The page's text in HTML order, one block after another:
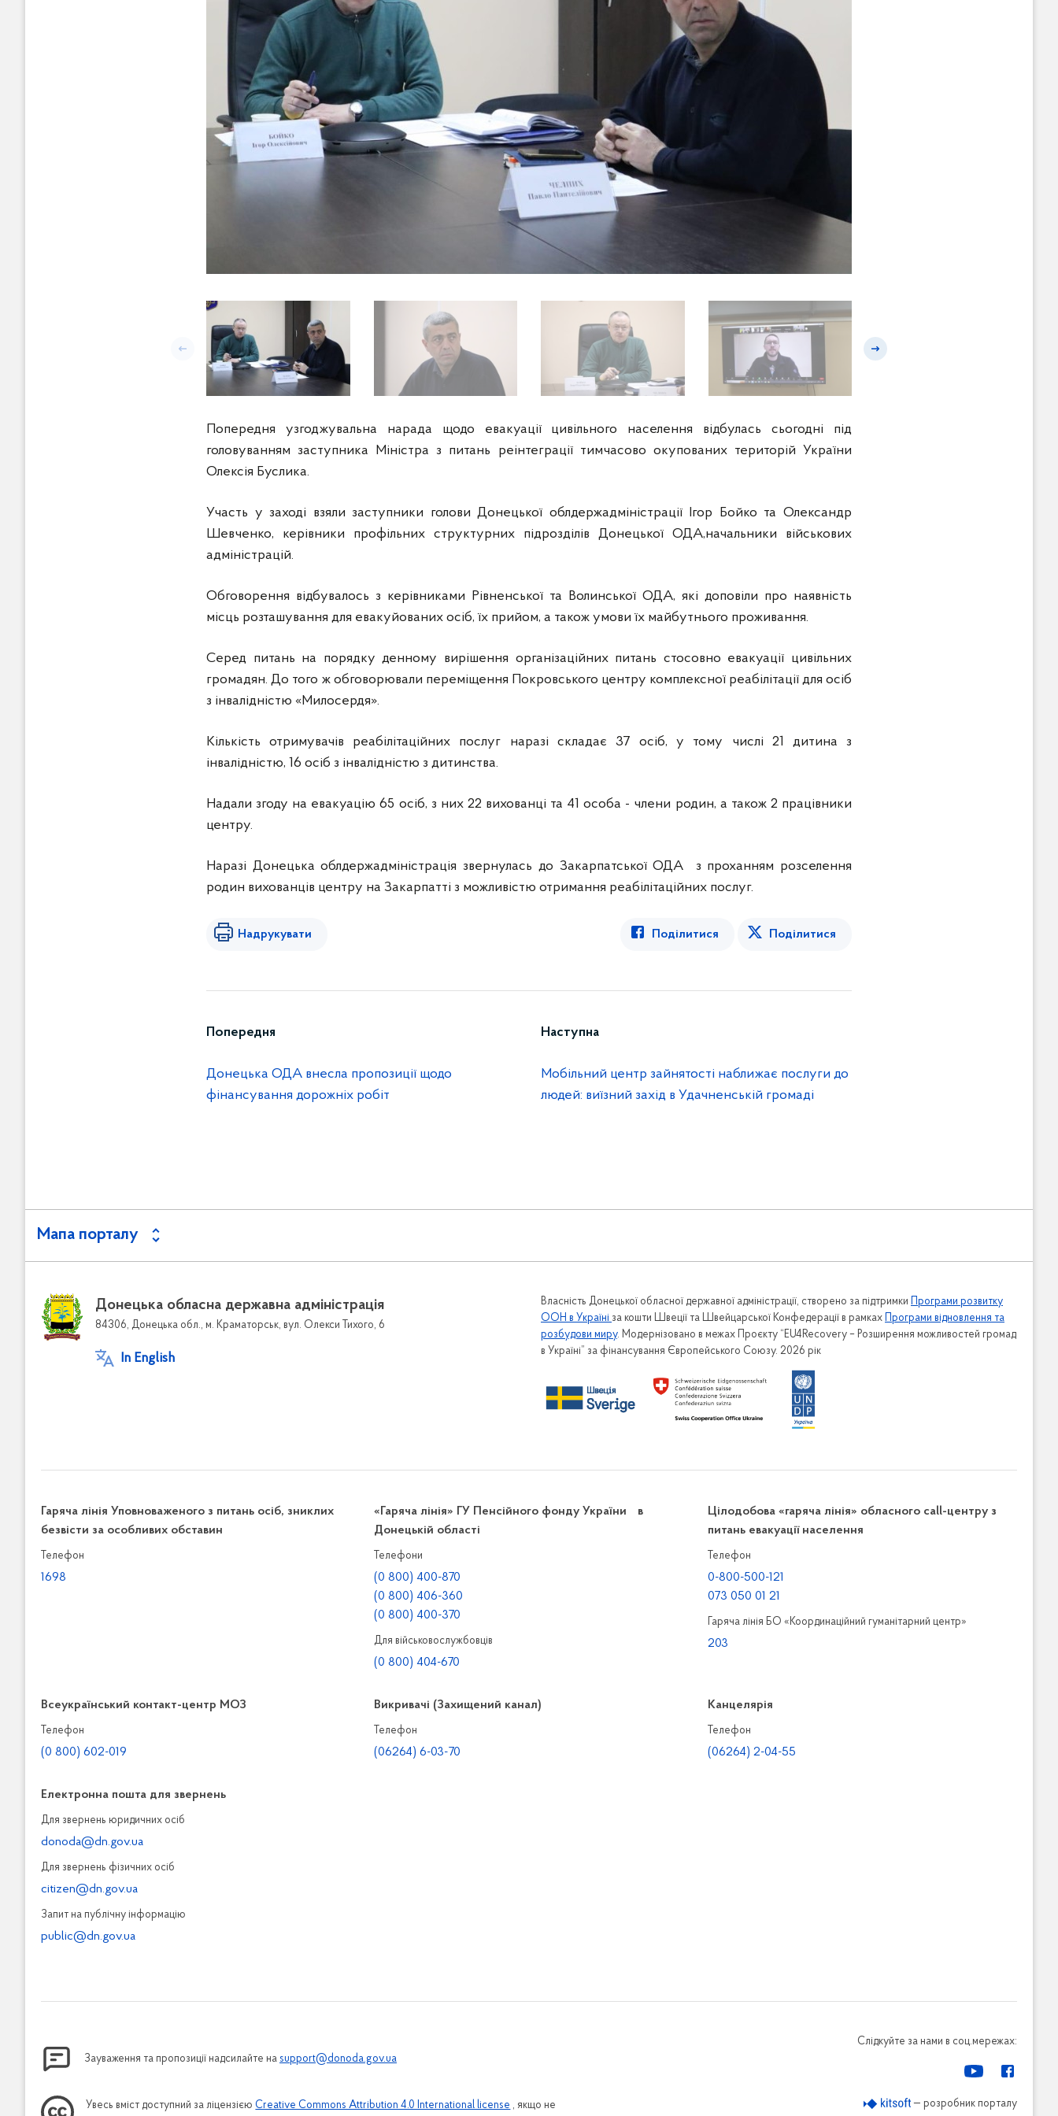
Попередній слайд Наступний слайд
Попередня узгоджувальна нарада щодо евакуації цивільного населення відбулась сьогодні під
головуванням заступника Міністра з питань реінтеграції тимчасово окупованих територій України
Олексія Буслика.
Участь у заході взяли заступники голови Донецької облдержадміністрації Ігор Бойко та Олександр
Шевченко, керівники профільних структурних підрозділів Донецької ОДА,начальники військових
адміністрацій.
Обговорення відбувалось з керівниками Рівненської та Волинської ОДА, які доповіли про наявність
місць розташування для евакуйованих осіб, їх прийом, а також умови їх майбутнього проживання.
Серед питань на порядку денному вирішення організаційних питань стосовно евакуації цивільних
громадян. До того ж обговорювали переміщення Покровського центру комплексної реабілітації для осіб
з інвалідністю «Милосердя».
Кількість отримувачів реабілітаційних послуг наразі складає 37 осіб, у тому числі 21 дитина з
інвалідністю, 16 осіб з інвалідністю з дитинства.
Надали згоду на евакуацію 65 осіб, з них 22 вихованці та 41 особа - члени родин, а також 2 працівники
центру.
Наразі Донецька облдержадміністрація звернулась до Закарпатської ОДА з проханням розселення
родин вихованців центру на Закарпатті з можливістю отримання реабілітаційних послуг.
Надрукувати Поділитися Поділитися
Попередня
Донецька ОДА внесла пропозиції щодо
фінансування дорожніх робіт
Наступна
Мобільний центр зайнятості наближає послуги до
людей: виїзний захід в Удачненській громаді
Мапа порталу
Донецька обласна державна адміністрація
84306, Донецька обл., м. Краматорськ, вул. Олекси Тихого, 6
In English
Власність Донецької обласної державної адміністрації, створено за підтримки Програми розвитку
ООН в Україні за кошти Швеції та Швейцарської Конфедерації в рамках Програми відновлення та
розбудови миру. Модернізовано в межах Проєкту “EU4Recovery – Розширення можливостей громад
в Україні” за фінансування Європейського Союзу. 2026 рік
Гаряча лінія Уповноваженого з питань осіб, зниклих
безвісти за особливих обставин
Телефон
1698
«Гаряча лінія» ГУ Пенсійного фонду України в
Донецькій області
Телефони
(0 800) 400-870
(0 800) 406-360
(0 800) 400-370
Для військовослужбовців
(0 800) 404-670
Цілодобова «гаряча лінія» обласного call-центру з
питань евакуації населення
Телефон
0-800-500-121
073 050 01 21
Гаряча лінія БО «Координаційний гуманітарний центр»
203
Всеукраїнський контакт-центр МОЗ
Телефон
(0 800) 602-019
Викривачі (Захищений канал)
Телефон
(06264) 6-03-70
Канцелярiя
Телефон
(06264) 2-04-55
Електронна пошта для звернень
Для звернень юридичних осiб
donoda@dn.gov.ua
Для звернень фізичних осiб
citizen@dn.gov.ua
Запит на публiчну інформацiю
public@dn.gov.ua
Зауваження та пропозиції надсилайте на support@donoda.gov.ua
Слідкуйте за нами в соц.мережах:
Увесь вміст доступний за ліцензієюCreative Commons Attribution 4.0 International license , якщо не
— розробник порталу